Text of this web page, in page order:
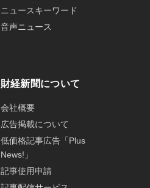
ニュースキーワード
音声ニュース
財経新聞について
会社概要
広告掲載について
低価格記事広告「Plus
News!」
記事使用申請